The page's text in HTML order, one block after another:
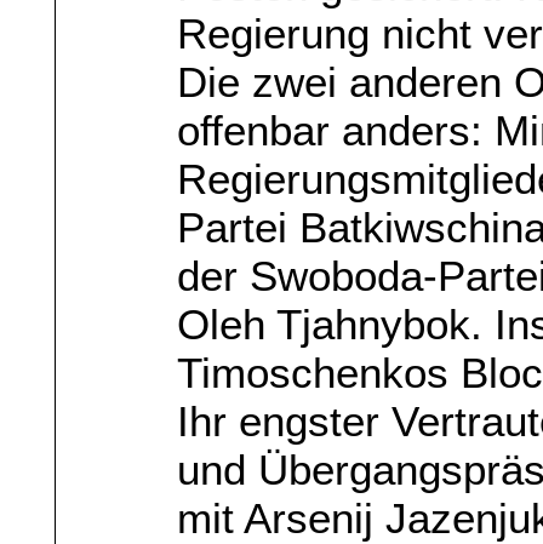
Regierung nicht
Die zwei anderen
offenbar anders:
Partei
der Swoboda-
Oleh Tjahnybok.
Timoschenkos
Ihr engster
und
mit Arsenij